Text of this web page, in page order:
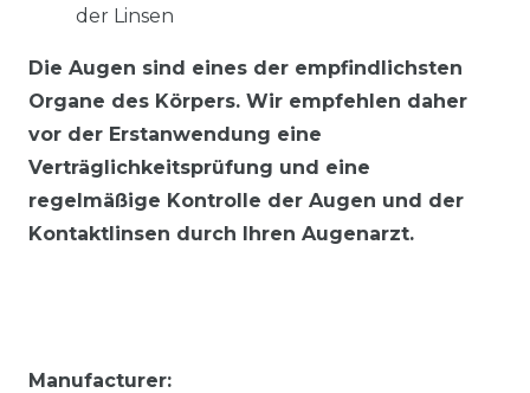
der Linsen
Die Augen sind eines der empfindlichsten
Organe des Körpers. Wir empfehlen daher
vor der Erstanwendung eine
Verträglichkeitsprüfung und eine
regelmäßige Kontrolle der Augen und der
Kontaktlinsen durch Ihren Augenarzt.
Manufacturer: